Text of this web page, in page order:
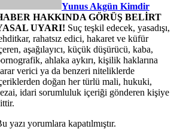
Yunus Akgün Kimdir
HAKKINDA GÖRÜŞ BELİRT
UYARI! Suç teşkil edecek, yasadışı,
rahatsız edici, hakaret ve küfür
aşağılayıcı, küçük düşürücü, kaba,
ahlaka aykırı, kişilik haklarına
verici ya da benzeri niteliklerde
doğan her türlü mali, hukuki,
idari sorumluluk içeriği gönderen kişiye
yazı yorumlara kapatılmıştır.